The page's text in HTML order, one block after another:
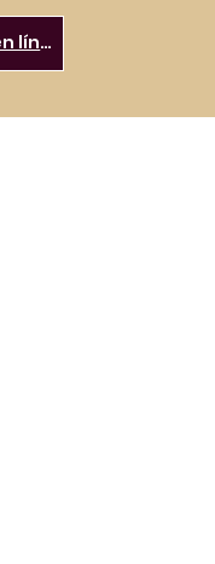
¡Aplica ahora en línea!